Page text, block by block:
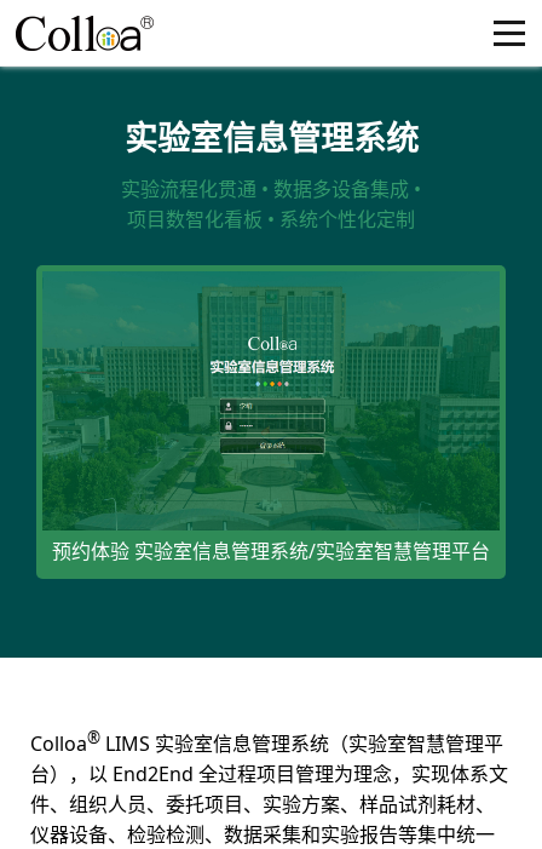
实验室信息管理系统
实验流程化贯通 • 数据多设备集成 •
项目数智化看板 • 系统个性化定制
预约体验 实验室信息管理系统/实验室智慧管理平台
Colloa® LIMS 实验室信息管理系统（实验室智慧管理平
台），以 End2End 全过程项目管理为理念，实现体系文
件、组织人员、委托项目、实验方案、样品试剂耗材、
仪器设备、检验检测、数据采集和实验报告等集中统一